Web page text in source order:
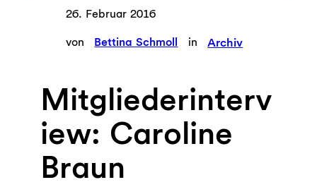
26. Februar 2016
von Bettina Schmoll in Archiv
Mitgliederinterv
iew: Caroline
Braun